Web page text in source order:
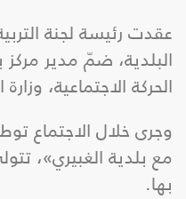
عقدت رئيسة لجنة
البلدية، ضمّ مدير
الحركة الاجتماعية،
وجرى خلال الاجتماع
مع بلدية الغبيري»،
بها.